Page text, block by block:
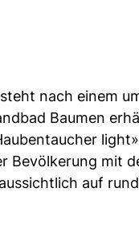
nach einem
Baumen
Bevölkerung mit
auf